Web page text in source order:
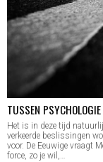
TUSSEN
Het is in deze tijd
verkeerde beslissingen
voor. De Eeuwige vraagt
force, zo je wil,…